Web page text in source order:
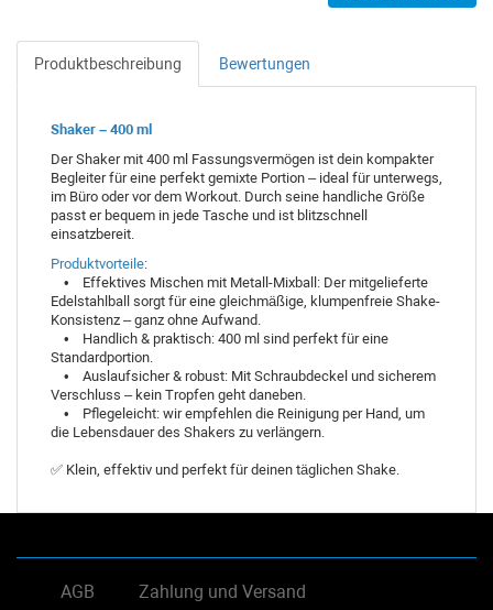
Produktbeschreibung Bewertungen
Shaker – 400 ml
Der Shaker mit 400 ml Fassungsvermögen ist dein kompakter
Begleiter für eine perfekt gemixte Portion – ideal für unterwegs,
im Büro oder vor dem Workout. Durch seine handliche Größe
passt er bequem in jede Tasche und ist blitzschnell
einsatzbereit.
Produktvorteile:
• Effektives Mischen mit Metall-Mixball: Der mitgelieferte
Edelstahlball sorgt für eine gleichmäßige, klumpenfreie Shake-
Konsistenz – ganz ohne Aufwand.
• Handlich & praktisch: 400 ml sind perfekt für eine
Standardportion.
• Auslaufsicher & robust: Mit Schraubdeckel und sicherem
Verschluss – kein Tropfen geht daneben.
• Pflegeleicht: wir empfehlen die Reinigung per Hand, um
die Lebensdauer des Shakers zu verlängern.
✅ Klein, effektiv und perfekt für deinen täglichen Shake.
AGB Zahlung und Versand